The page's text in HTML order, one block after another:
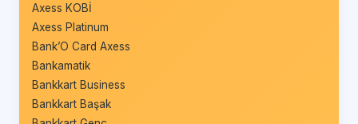
Axess KOBİ
Axess Platinum
Bank’O Card Axess
Bankamatik
Bankkart Business
Bankkart Başak